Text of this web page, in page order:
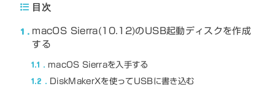
目次
1
macOS Sierra(10.12)のUSB起動ディスクを作成
する
1.1 macOS Sierraを入手する
1.2 DiskMakerXを使ってUSBに書き込む